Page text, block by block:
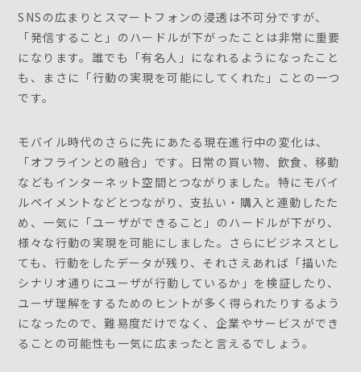
SNSの広まりとスマートフォンの浸透は不可分ですが、
「発信すること」のハードルが下がったことは非常に重要
になります。誰でも「有名人」になれるようになったこと
も、まさに「行動の実現を可能にしてくれた」ことの一つ
です。
モバイル時代のさらに先にあたる現在進行中の変化は、
「オフラインとの融合」です。日常の買い物、飲食、移動
などもインターネット空間とつながりました。特にモバイ
ルペイメントなどとつながり、支払い・購入と連動したた
め、一気に「ユーザができること」のハードルが下がり、
様々な行動の実現を可能にしました。さらにビジネスとし
ても、行動をしたデータが残り、それさえあれば「描いた
シナリオ通りにユーザが行動しているか」を検証したり、
ユーザ理解をするためのヒントが多く得られたりするよう
になったので、難易度だけでなく、企業やサービスができ
ることの可能性も一気に広まったと言えるでしょう。